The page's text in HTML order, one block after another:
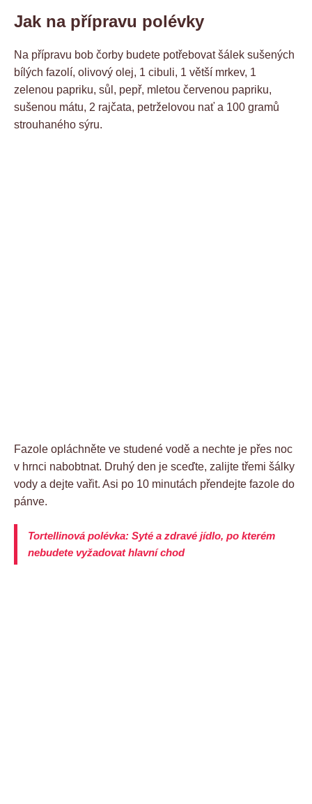
Jak na přípravu polévky
Na přípravu bob čorby budete potřebovat šálek sušených
bílých fazolí, olivový olej, 1 cibuli, 1 větší mrkev, 1
zelenou papriku, sůl, pepř, mletou červenou papriku,
sušenou mátu, 2 rajčata, petrželovou nať a 100 gramů
strouhaného sýru.
Fazole opláchněte ve studené vodě a nechte je přes noc
v hrnci nabobtnat. Druhý den je sceďte, zalijte třemi šálky
vody a dejte vařit. Asi po 10 minutách přendejte fazole do
pánve.
Tortellinová polévka: Syté a zdravé jídlo, po kterém
nebudete vyžadovat hlavní chod